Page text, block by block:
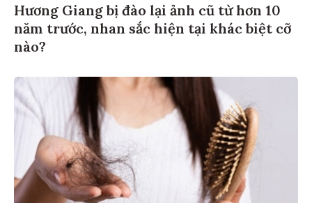
Hương Giang bị đào lại ảnh cũ từ hơn 10
năm trước, nhan sắc hiện tại khác biệt cỡ
nào?